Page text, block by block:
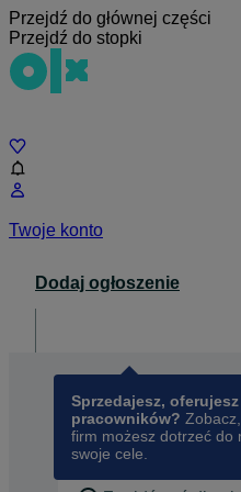
Przejdź do głównej części
Przejdź do stopki
Twoje konto
Dodaj ogłoszenie
Sprzedajesz,
pracowników?
firm możesz dotrzeć
swoje cele.